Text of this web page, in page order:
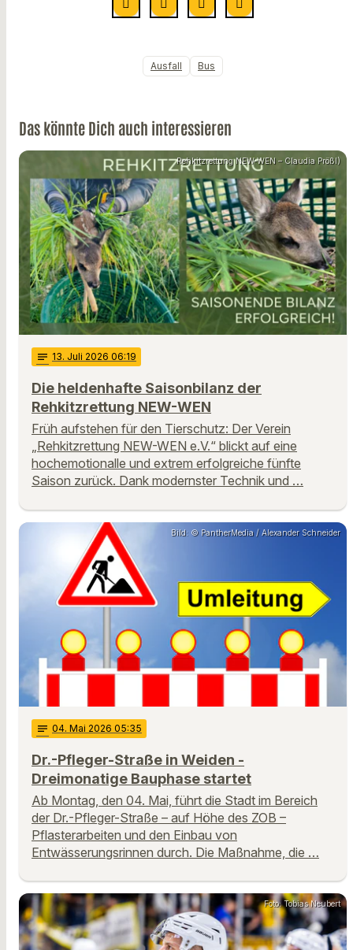
Ausfall Bus
Das könnte Dich auch interessieren
Rehkitzrettung NEW-WEN – Claudia Prößl)
notes 13. Juli 2026 06:19
Die heldenhafte Saisonbilanz der
Rehkitzrettung NEW-WEN
Früh aufstehen für den Tierschutz: Der Verein
„Rehkitzrettung NEW-WEN e.V.“ blickt auf eine
hochemotionalle und extrem erfolgreiche fünfte
Saison zurück. Dank modernster Technik und …
Bild: © PantherMedia / Alexander Schneider
notes 04. Mai 2026 05:35
Dr.-Pfleger-Straße in Weiden -
Dreimonatige Bauphase startet
Ab Montag, den 04. Mai, führt die Stadt im Bereich
der Dr.-Pfleger-Straße – auf Höhe des ZOB –
Pflasterarbeiten und den Einbau von
Entwässerungsrinnen durch. Die Maßnahme, die …
Foto: Tobias Neubert